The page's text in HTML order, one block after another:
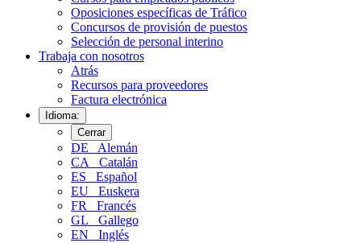
Oposiciones específicas de Tráfico
Concursos de provisión de puestos
Selección de personal interino
Trabaja con nosotros
Atrás
Recursos para proveedores
Factura electrónica
Idioma:
Cerrar
DE
Alemán
CA
Catalán
ES
Español
EU
Euskera
FR
Francés
GL
Gallego
EN
Inglés